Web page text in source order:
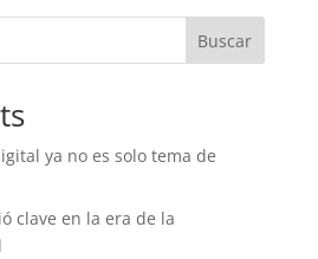
Buscar
ya no es solo tema de
clave en la era de la